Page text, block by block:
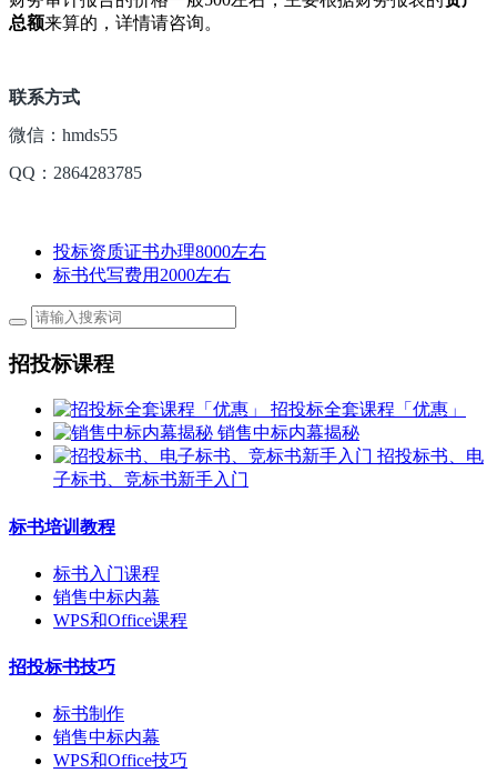
总额来算的，详情请咨询。
联系方式
微信：hmds55
QQ：2864283785
投标资质证书办理8000左右
标书代写费用2000左右
招投标课程
招投标全套课程「优惠」
销售中标内幕揭秘
招投标书、电
子标书、竞标书新手入门
标书培训教程
标书入门课程
销售中标内幕
WPS和Office课程
招投标书技巧
标书制作
销售中标内幕
WPS和Office技巧